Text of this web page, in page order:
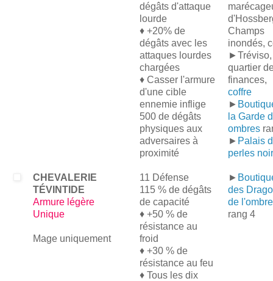
dégâts d'attaque
lourde
♦ +20% de
dégâts avec les
attaques lourdes
chargées
♦ Casser l'armure
d'une cible
ennemie inflige
500 de dégâts
physiques aux
adversaires à
proximité
Champs
inondés,
►Tréviso,
quartier
finances,
coffre
►
la Garde
ombres
► Palais
perles
CHEVALERIE
TÉVINTIDE
Armure légère
Unique
Mage uniquement
11 Défense
115 % de dégâts
de capacité
♦ +50 % de
résistance au
froid
♦ +30 % de
résistance au feu
♦ Tous les dix
►
des
de l'ombre
rang 4